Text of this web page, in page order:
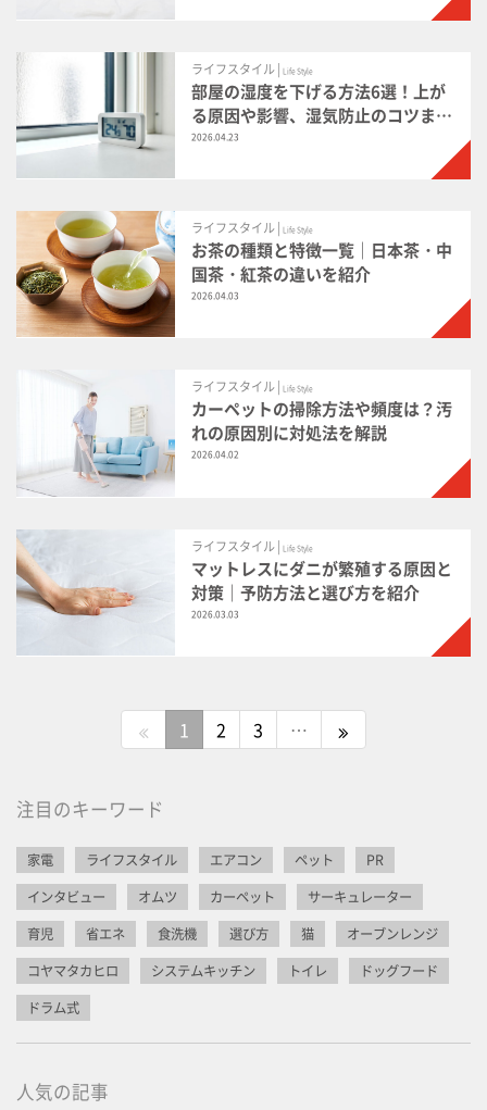
ライフスタイル |Life Style
部屋の湿度を下げる方法6選！上が
る原因や影響、湿気防止のコツまで
徹底解説
2026.04.23
ライフスタイル |Life Style
お茶の種類と特徴一覧｜日本茶・中
国茶・紅茶の違いを紹介
2026.04.03
ライフスタイル |Life Style
カーペットの掃除方法や頻度は？汚
れの原因別に対処法を解説
2026.04.02
ライフスタイル |Life Style
マットレスにダニが繁殖する原因と
対策｜予防方法と選び方を紹介
2026.03.03
1 2 3 …
注目のキーワード
家電 ライフスタイル エアコン ペット
PR
インタビュー
オムツ カーペット
サーキュレーター
育児
省エネ 食洗機 選び方 猫
オーブンレンジ
コヤマタカヒロ
システムキッチン トイレ
ドッグフード
ドラム式
人気の記事